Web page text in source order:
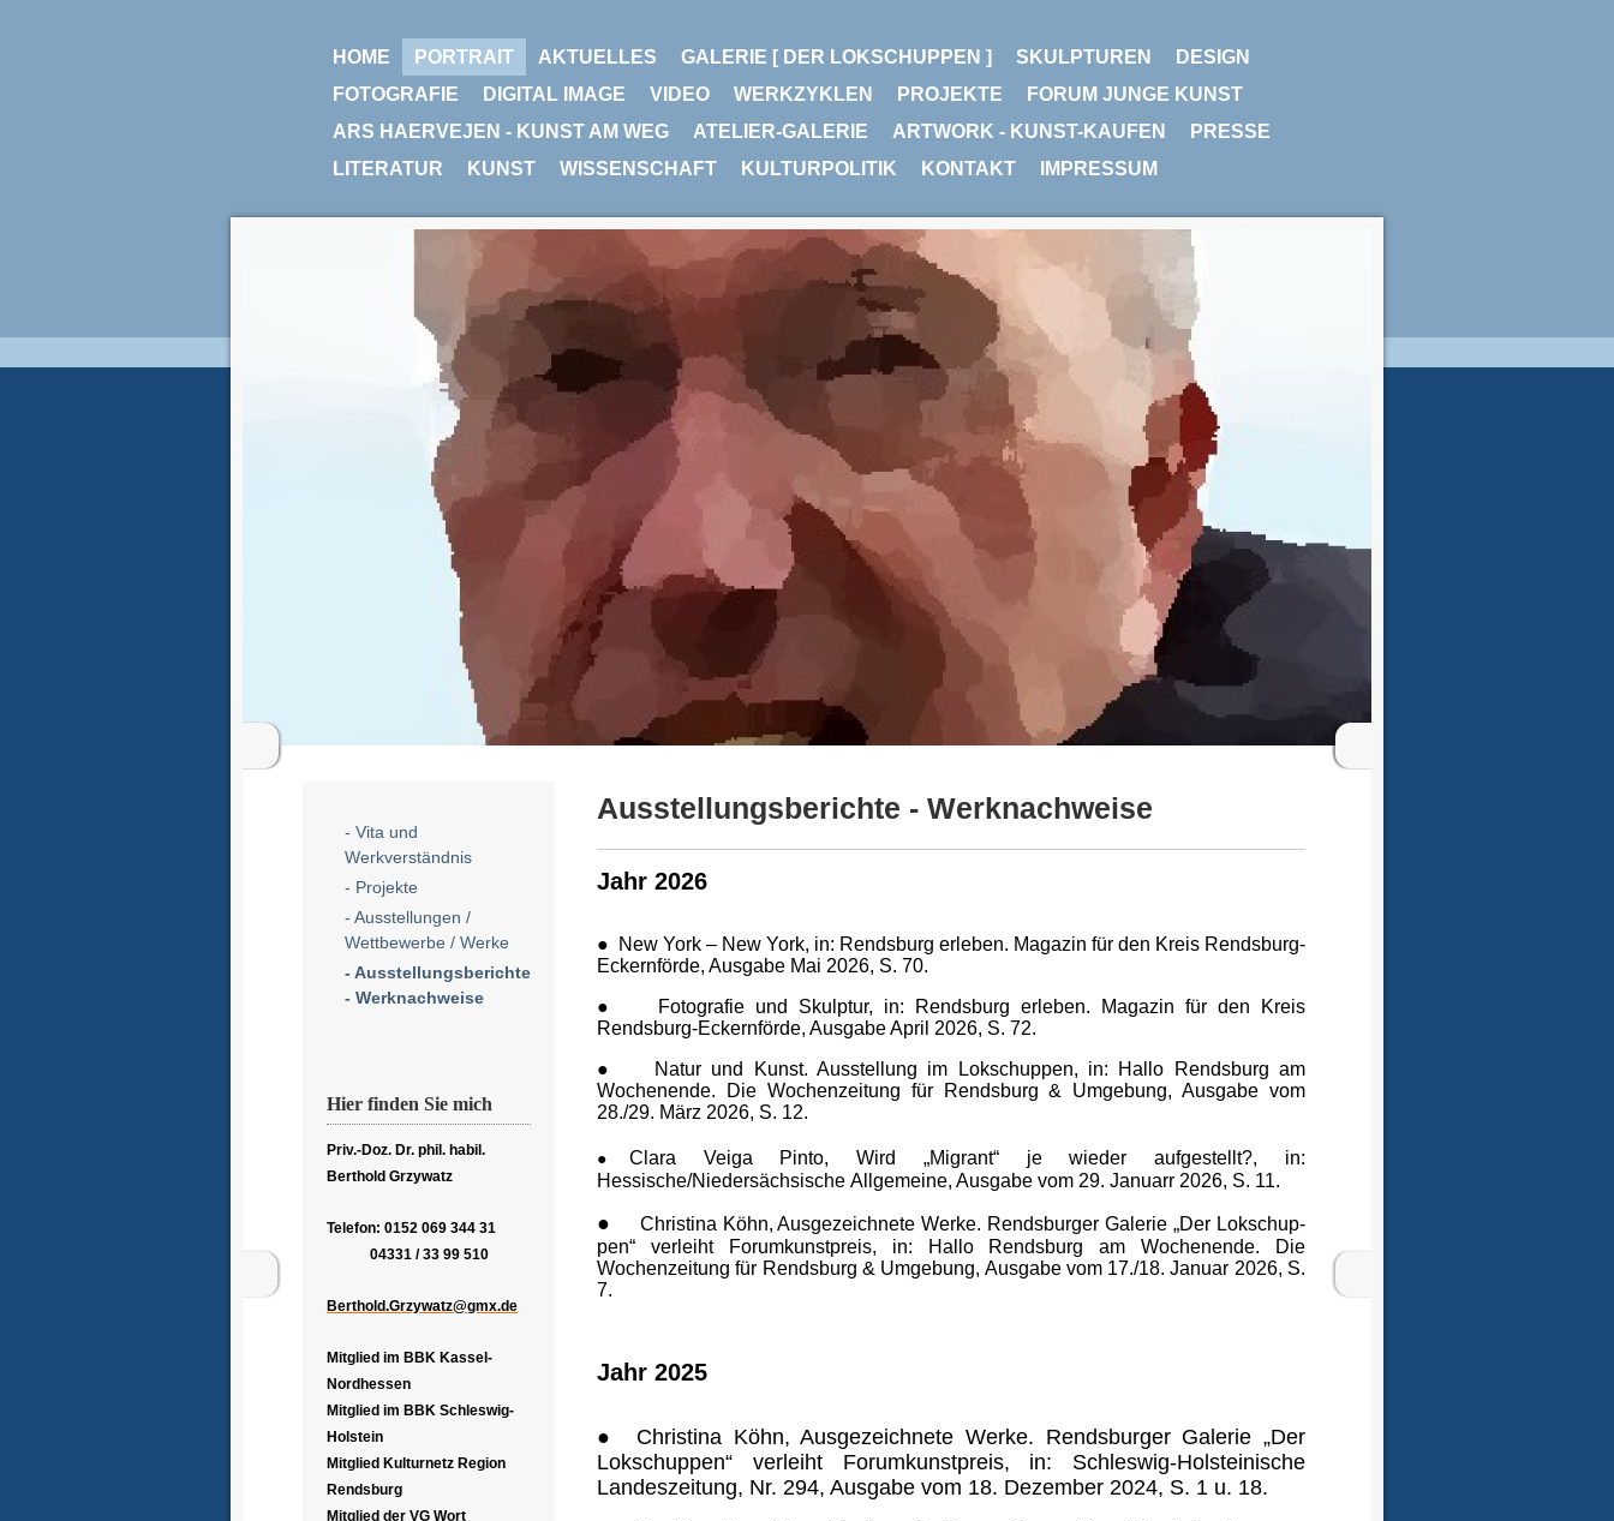
HOME PORTRAIT AKTUELLES GALERIE [ DER LOKSCHUPPEN ] SKULPTUREN
DESIGN
FOTOGRAFIE
DIGITAL IMAGE VIDEO WERKZYKLEN PROJEKTE
FORUM JUNGE KUNST
ARS HAERVEJEN - KUNST AM WEG
ATELIER-GALERIE ARTWORK - KUNST-KAUFEN
PRESSE
LITERATUR
KUNST WISSENSCHAFT KULTURPOLITIK KONTAKT IMPRESSUM
- Vita und
Werkverständnis
- Projekte
- Ausstellungen /
Wettbewerbe / Werke
- Ausstellungsberichte
- Werknachweise
Hier finden Sie mich
Priv.-Doz. Dr. phil. habil.
Berthold Grzywatz
Telefon: 0152 069 344 31
04331 / 33 99 510
Berthold.Grzywatz@gmx.de
Mitglied im BBK Kassel-
Nordhessen
Mitglied im BBK Schleswig-
Holstein
Mitglied Kulturnetz Region
Rendsburg
Mitglied der VG Wort
Ausstellungsberichte - Werknachweise
Jahr 2026
●
New York – New York, in: Rendsburg erleben. Magazin für den Kreis Rendsburg-
Eckernförde, Ausgabe Mai 2026, S. 70.
●
Fotografie und Skulptur, in: Rendsburg erleben. Magazin für den Kreis
Rendsburg-Eckernförde, Ausgabe April 2026, S. 72.
●
Natur und Kunst. Ausstellung im Lokschuppen, in: Hallo Rendsburg am
Wochenende. Die Wochenzeitung für Rendsburg & Umgebung, Ausgabe vom
28./29. März 2026, S. 12.
● Clara Veiga Pinto, Wird „Migrant“ je wieder aufgestellt?, in:
Hessische/Niedersächsische Allgemeine, Ausgabe vom 29. Januarr 2026, S. 11.
●
Christina Köhn, Ausgezeichnete Werke. Rendsburger Galerie „Der Lokschup-
pen“ verleiht
Forumkunstpreis, in: Hallo Rendsburg am Wochenende. Die
Wochenzeitung für Rendsburg & Umgebung, Ausgabe vom 17./18. Januar 2026, S.
7.
Jahr 2025
●
Christina Köhn, Ausgezeichnete Werke. Rendsburger Galerie „Der
Lokschuppen“ verleiht Forumkunstpreis, in: Schleswig-Holsteinische
Landeszeitung, Nr. 294, Ausgabe vom 18. Dezember 2024, S. 1 u. 18.